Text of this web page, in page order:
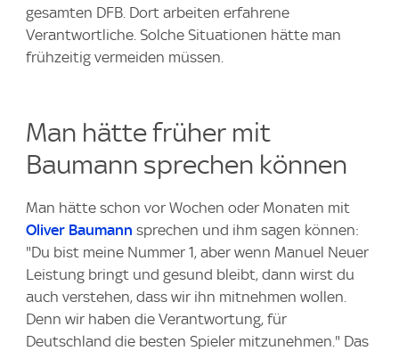
gesamten DFB. Dort arbeiten erfahrene
Verantwortliche. Solche Situationen hätte man
frühzeitig vermeiden müssen.
Man hätte früher mit
Baumann sprechen können
Man hätte schon vor Wochen oder Monaten mit
Oliver Baumann sprechen und ihm sagen können:
"Du bist meine Nummer 1, aber wenn Manuel Neuer
Leistung bringt und gesund bleibt, dann wirst du
auch verstehen, dass wir ihn mitnehmen wollen.
Denn wir haben die Verantwortung, für
Deutschland die besten Spieler mitzunehmen." Das